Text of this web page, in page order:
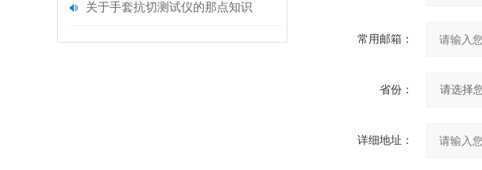
关于手套抗切测试仪的那点知识
常用邮箱：
省份：
详细地址：